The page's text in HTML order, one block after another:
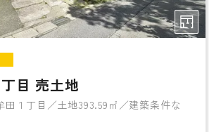
目 売土地
田１丁目／土地393.59㎡／建築条件な